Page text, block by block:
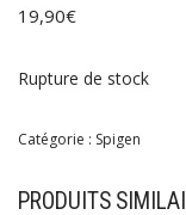
19,90€
Rupture de stock
Catégorie : Spigen
PRODUITS